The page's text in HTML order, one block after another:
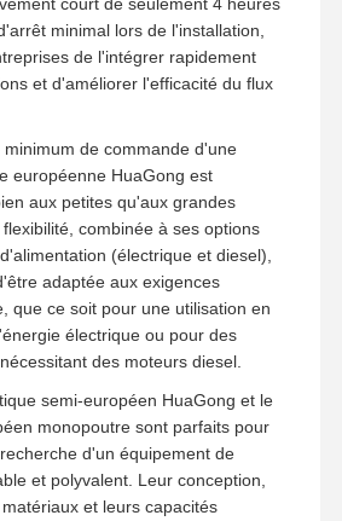
minimal lors de l'installation,
de l'intégrer rapidement
et d'améliorer l'efficacité du flux
de commande d'une
européenne HuaGong est
aux petites qu'aux grandes
combinée à ses options
(électrique et diesel),
adaptée aux exigences
que ce soit pour une utilisation en
électrique ou pour des
des moteurs diesel.
semi-européen HuaGong et le
monopoutre sont parfaits pour
d'un équipement de
et polyvalent. Leur conception,
et leurs capacités